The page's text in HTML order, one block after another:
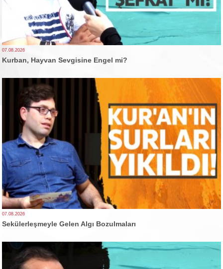
07.08.2026
Kurban, Hayvan Sevgisine Engel mi?
07.08.2026
Sekülerleşmeyle Gelen Algı Bozulmaları